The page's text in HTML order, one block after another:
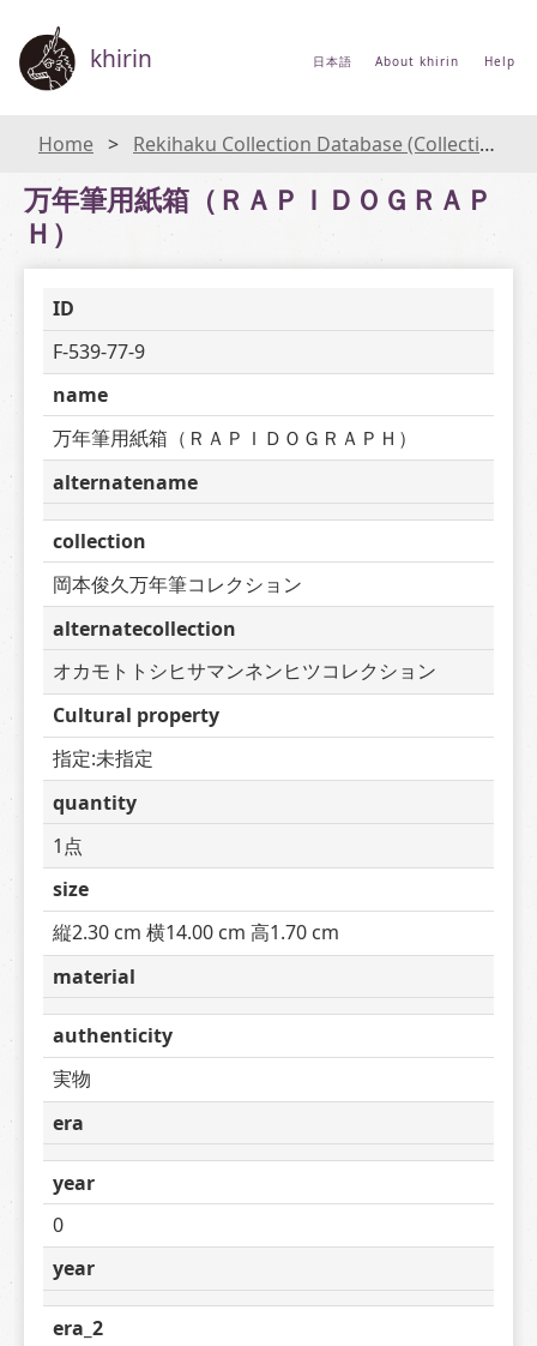
khirin 日本語 About khirin Help
Home Rekihaku Collection Database (Collections Database of the National Museum of Japanese History)
万年筆用紙箱（ＲＡＰＩＤＯＧＲＡＰ
Ｈ）
ID
F-539-77-9
name
万年筆用紙箱（ＲＡＰＩＤＯＧＲＡＰＨ）
alternatename
collection
岡本俊久万年筆コレクション
alternatecollection
オカモトトシヒサマンネンヒツコレクション
Cultural property
指定:未指定
quantity
1点
size
縦2.30 cm 横14.00 cm 高1.70 cm
material
authenticity
実物
era
year
0
year
era_2